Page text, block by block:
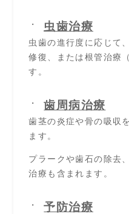
虫歯治療
虫歯の進行度に応じて
修復、または根管治療
す。
歯周病治療
歯茎の炎症や骨の吸収
ます。
プラークや歯石の除去
治療も含まれます。
予防治療